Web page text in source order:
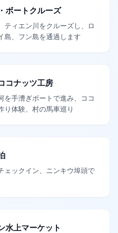
ボートクルーズ
ティエン川をクルーズし、ロ
島、フン島を通過します
コナッツ工房
を手漕ぎボートで進み、ココ
り体験、村の馬車巡り
ェックイン、ニンキウ埠頭で
水上マーケット